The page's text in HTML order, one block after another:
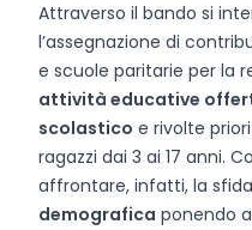
Attraverso il bando si
l’assegnazione di
e scuole paritarie per la
attività educative
scolastico e rivolte
ragazzi dai 3 ai 17 anni.
affrontare, infatti, la
demografica ponendo